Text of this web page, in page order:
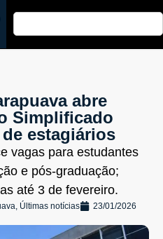
abre
Simplificado
estagiários
vagas para estudantes
e pós-graduação;
até 3 de fevereiro.
, Últimas notícias
23/01/2026